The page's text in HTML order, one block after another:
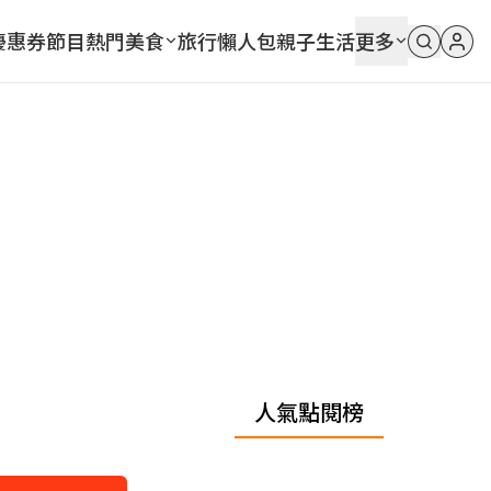
惠券節目熱門美食 旅行懶人包親子生活更多
人氣點閱榜